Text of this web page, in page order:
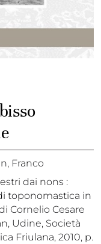
Franco
dai nons :
toponomastica in
Cornelio Cesare
Udine, Società
Friulana, 2010, p.